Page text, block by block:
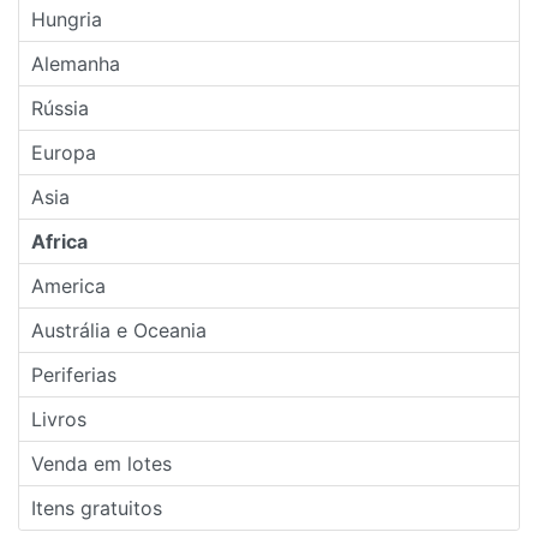
Hungria
Alemanha
Rússia
Europa
Asia
Africa
America
Austrália e Oceania
Periferias
Livros
Venda em lotes
Itens gratuitos